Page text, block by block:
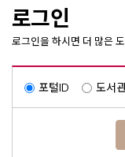
로그인
로그인을 하시면 더 많은
포털ID 도서